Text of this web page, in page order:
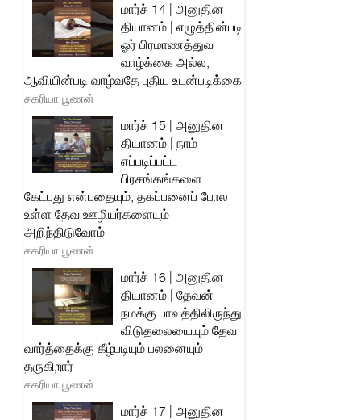
மார்ச் 14 | அனுதின
தியானம் | எழுத்தின்படி
ஓர் பிரமாணத்துவ
வாழ்க்கை அல்ல,
ஆவியின்படி வாழ்வதே புதிய உடன்படிக்கை
சகரியா பூணன்
மார்ச் 15 | அனுதின
தியானம் | நாம்
எப்படிப்பட்ட
பிரசங்கங்களை
கேட்பது என்பதையும், தகப்பனைப் போல
உள்ள தேவ ஊழியர்களையும்
அறிந்திடுவோம்
சகரியா பூணன்
மார்ச் 16 | அனுதின
தியானம் | தேவன்
நமக்கு பாவத்திலிருந்து
விடுதலையையும் தேவ
வார்த்தைக்கு கீழ்படியும் பலனையும்
தருகிறார்
சகரியா பூணன்
மார்ச் 17 | அனுதின